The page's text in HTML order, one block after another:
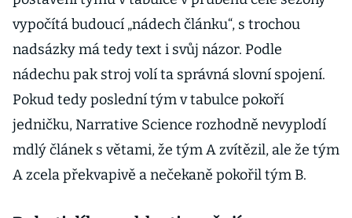
vypočítá budoucí „nádech článku“, s trochou
nadsázky má tedy text i svůj názor. Podle
nádechu pak stroj volí ta správná slovní spojení.
Pokud tedy poslední tým v tabulce pokoří
jedničku, Narrative Science rozhodně nevyplodí
mdlý článek s větami, že tým A zvítězil, ale že tým
A zcela překvapivě a nečekaně pokořil tým B.